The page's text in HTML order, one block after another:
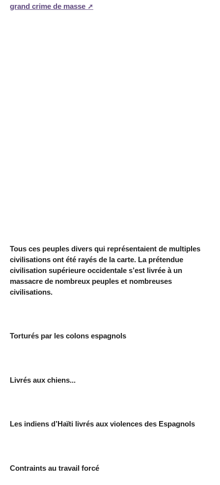
grand crime de masse
Tous ces peuples divers qui représentaient de multiples
civilisations ont été rayés de la carte. La prétendue
civilisation supérieure occidentale s’est livrée à un
massacre de nombreux peuples et nombreuses
civilisations.
Torturés par les colons espagnols
Livrés aux chiens...
Les indiens d’Haïti livrés aux violences des Espagnols
Contraints au travail forcé